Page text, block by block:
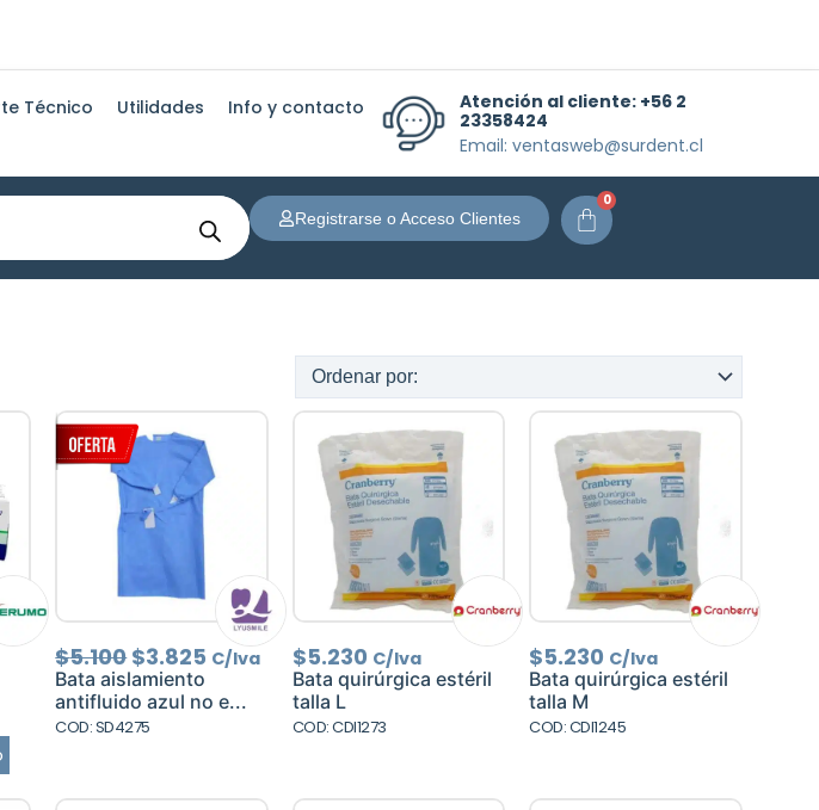
Técnico Utilidades Info y contacto Atención al cliente: +56 2
23358424
Email: ventasweb@surdent.cl
Registrarse o Acceso Clientes
0
Carrito
$5.100El
precio
original
era:
$5.100.
$3.825 El
precio
actual
C/Iva
Bata aislamiento
antifluido azul no e...
COD: SD4275
$5.230 C/Iva
Bata quirúrgica estéril
talla L
COD: CDI1273
$5.230 C/Iva
Bata quirúrgica estéril
talla M
COD: CDI1245